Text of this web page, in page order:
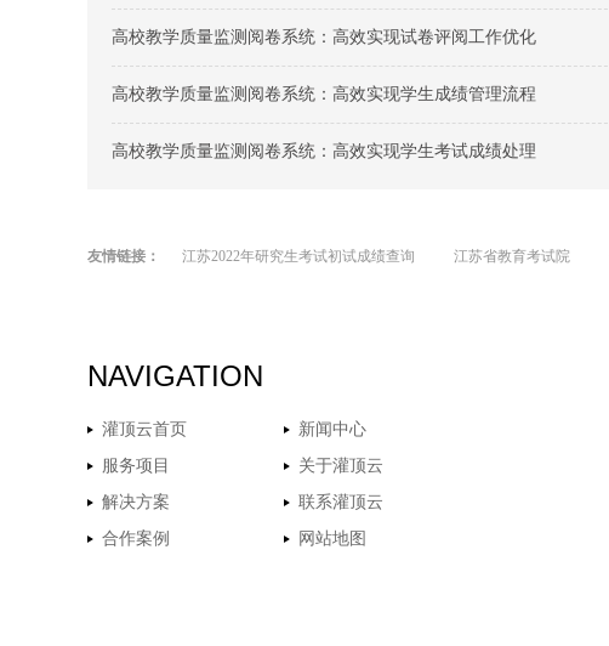
高校教学质量监测阅卷系统：高效实现试卷评阅工作优化
高校教学质量监测阅卷系统：高效实现学生成绩管理流程
高校教学质量监测阅卷系统：高效实现学生考试成绩处理
友情链接： 江苏2022年研究生考试初试成绩查询 江苏省教育考试院
NAVIGATION
灌顶云首页
新闻中心
服务项目
关于灌顶云
解决方案
联系灌顶云
合作案例
网站地图